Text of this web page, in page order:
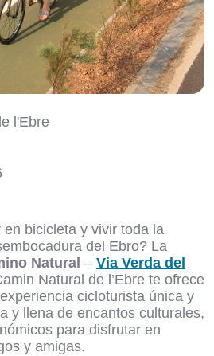
l'Ebre
bicicleta y vivir toda la
del Ebro? La
Natural – Via Verda del
Natural de l’Ebre te ofrece
cicloturista única y
y llena de encantos culturales,
para disfrutar en
y amigas.